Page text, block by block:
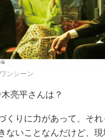
ンシーン
亮平さんは？
くりに力があって、それ
ないことなんだけど、現